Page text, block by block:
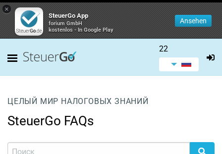
×
SteuerGo App
forium GmbH
kostenlos - In Google Play
Ansehen
22
ЦЕЛЫЙ МИР НАЛОГОВЫХ ЗНАНИЙ
SteuerGo FAQs